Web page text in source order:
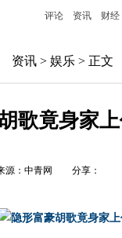
评论 资讯 财经
资讯 > 娱乐 > 正文
歌竟身家
源：中青网 分享：